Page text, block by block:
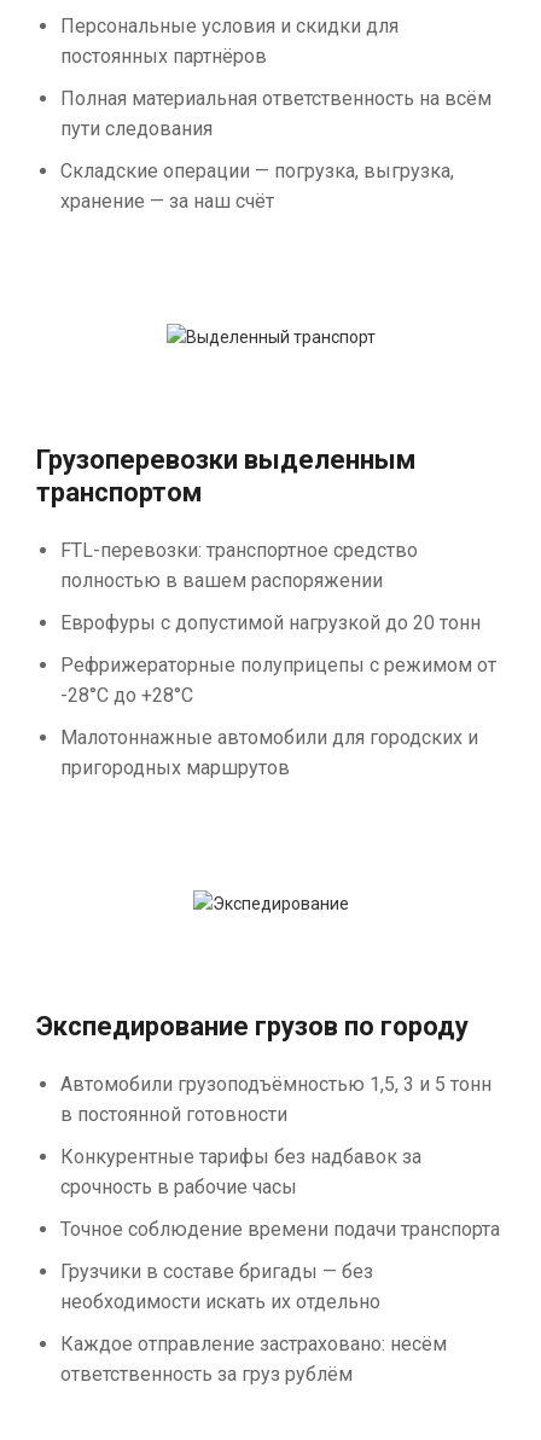
Персональные условия и скидки для
постоянных партнёров
Полная материальная ответственность на всём
пути следования
Складские операции — погрузка, выгрузка,
хранение — за наш счёт
Грузоперевозки выделенным
транспортом
FTL-перевозки: транспортное средство
полностью в вашем распоряжении
Еврофуры с допустимой нагрузкой до 20 тонн
Рефрижераторные полуприцепы с режимом от
-28°С до +28°С
Малотоннажные автомобили для городских и
пригородных маршрутов
Экспедирование грузов по городу
Автомобили грузоподъёмностью 1,5, 3 и 5 тонн
в постоянной готовности
Конкурентные тарифы без надбавок за
срочность в рабочие часы
Точное соблюдение времени подачи транспорта
Грузчики в составе бригады — без
необходимости искать их отдельно
Каждое отправление застраховано: несём
ответственность за груз рублём